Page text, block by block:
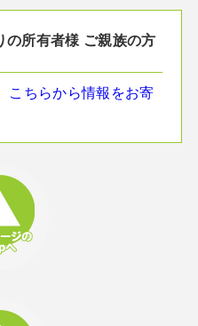
の所有者様 ご親族の方
こちらから情報をお寄